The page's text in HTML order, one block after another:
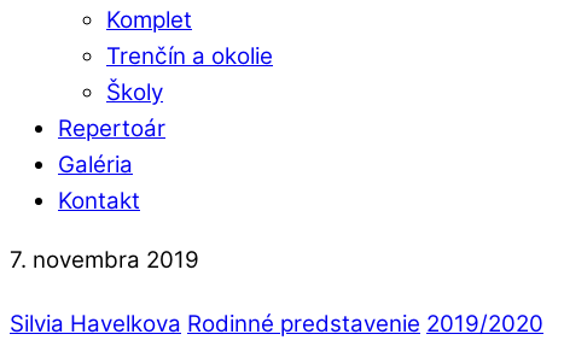
Komplet
Trenčín a okolie
Školy
Repertoár
Galéria
Kontakt
7. novembra 2019
Silvia Havelkova Rodinné predstavenie 2019/2020